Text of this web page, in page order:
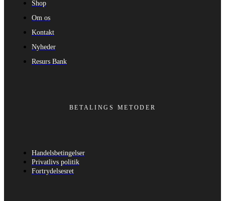
Shop
Om os
Kontakt
Nyheder
Resurs Bank
BETALINGS METODER
Handelsbetingelser
Privatlivs politik
Fortrydelsesret